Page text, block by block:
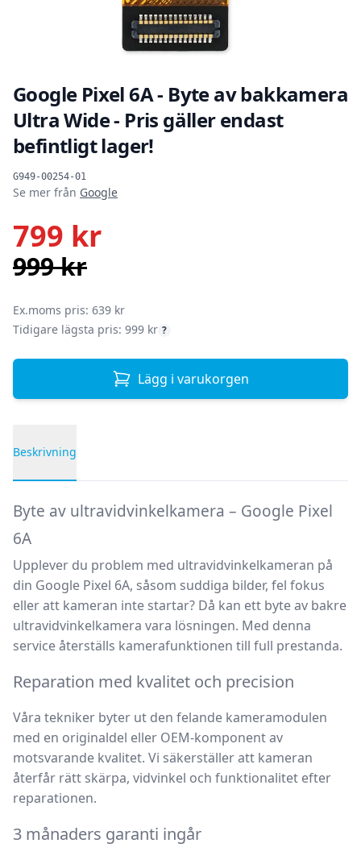
Google Pixel 6A - Byte av bakkamera
Ultra Wide - Pris gäller endast
befintligt lager!
G949-00254-01
Produktinformation
Se mer från Google
799 kr
999 kr
Ex.moms pris: 639 kr
Tidigare lägsta pris: 999 kr ?
Lägg i varukorgen
Beskrivning
Byte av ultravidvinkelkamera – Google Pixel
6A
Upplever du problem med ultravidvinkelkameran på
din Google Pixel 6A, såsom suddiga bilder, fel fokus
eller att kameran inte startar? Då kan ett byte av bakre
ultravidvinkelkamera vara lösningen. Med denna
service återställs kamerafunktionen till full prestanda.
Reparation med kvalitet och precision
Våra tekniker byter ut den felande kameramodulen
med en originaldel eller OEM-komponent av
motsvarande kvalitet. Vi säkerställer att kameran
återfår rätt skärpa, vidvinkel och funktionalitet efter
reparationen.
3 månaders garanti ingår